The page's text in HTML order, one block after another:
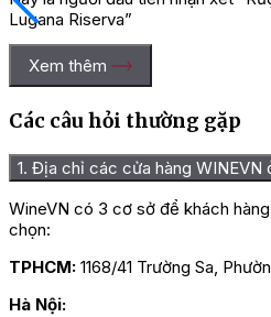
Lugana Riserva”
Bạn phải đăng nhập
Xem thêm
Các câu hỏi thường gặp
1. Địa chỉ các cửa hàng WINEVN
WineVN có 3 cơ sở để khách
chọn:
TPHCM: 1168/41 Trường Sa,
Hà Nội: